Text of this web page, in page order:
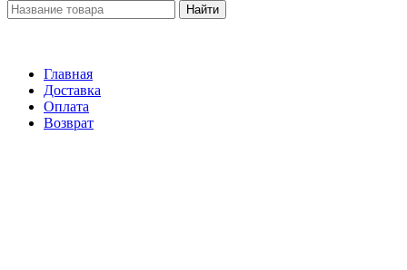
Найти
Главная
Доставка
Оплата
Возврат